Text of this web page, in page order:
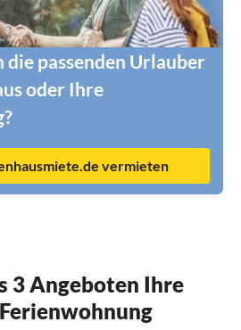
die passenden Urlauber
oder Ihre
vermieten
3 Angeboten Ihre